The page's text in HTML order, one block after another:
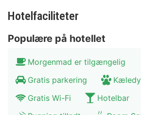
Hotelfaciliteter
Populære på hotellet
Morgenmad er tilgængelig
Gratis parkering
Gratis Wi-Fi
Hotelbar